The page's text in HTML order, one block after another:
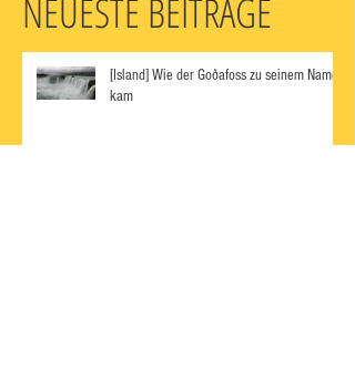
NEUESTE BEITRÄGE
[Island] Wie der Goðafoss zu seinem Namen
kam